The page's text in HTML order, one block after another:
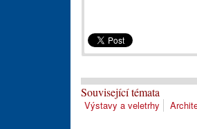
Související témata
Výstavy a veletrhy